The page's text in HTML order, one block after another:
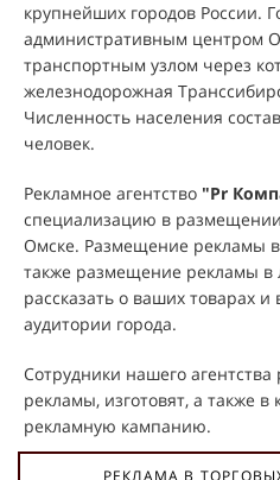
крупнейших городов России.
административным центром
транспортным узлом через
железнодорожная
Численность населения
человек.
Рекламное агентство "Pr
специализацию в
Омске. Размещение рекламы
также размещение рекламы в
рассказать о ваших товарах
аудитории города.
Сотрудники нашего
рекламы, изготовят, а также в
рекламную кампанию.
РЕКЛАМА В